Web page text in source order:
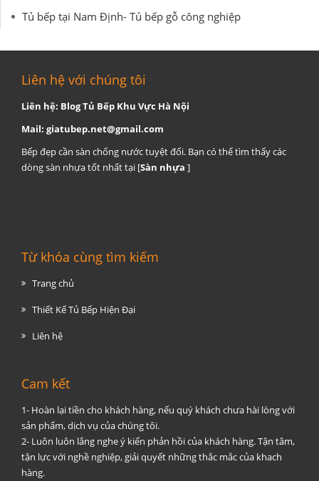
Tủ bếp tại Nam Định- Tủ bếp gỗ công nghiệp
Liên hệ với chúng tôi
Liên hệ: Blog Tủ Bếp Khu Vực Hà Nội
Mail: giatubep.net@gmail.com
Bếp đẹp cần sàn chống nước tuyệt đối. Bạn có thể tìm thấy các
dòng sàn nhựa tốt nhất tại [Sàn nhựa ]
Từ khóa cùng tìm kiếm
Trang chủ
Thiết Kế Tủ Bếp Hiện Đại
Liên hệ
Cam kết
1- Hoàn lại tiền cho khách hàng, nếu quý khách chưa hài lòng với
sản phẩm, dịch vụ của chúng tôi.
2- Luôn luôn lắng nghe ý kiến phản hồi của khách hàng. Tận tâm,
tận lực với nghề nghiệp, giải quyết những thắc mắc của khach
hàng.